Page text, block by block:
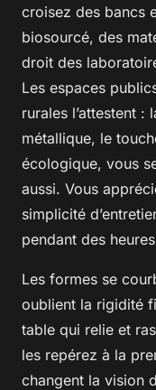
croisez des bancs
biosourcé, des
droit des
Les espaces
rurales l’attestent :
métallique, le
écologique, vous
aussi. Vous
simplicité
pendant des
Les formes se
oublient la rigidité
table qui relie et
les repérez à la
changent la vision